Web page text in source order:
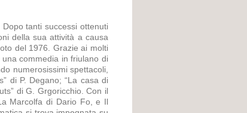
tanti successi ottenuti
della sua attività a causa
del 1976. Grazie ai molti
commedia in friulano di
numerosissimi spettacoli,
di P. Degano; “La casa di
di G. Grgoricchio. Con il
Marcolfa di Dario Fo, e Il